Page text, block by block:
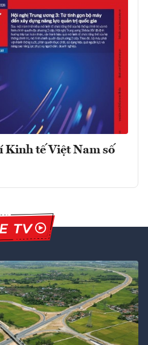
Kinh tế Việt Nam số